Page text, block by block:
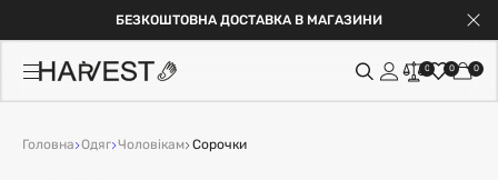
БЕЗКОШТОВНА ДОСТАВКА В МАГАЗИНИ
0 0 0
Головна Одяг Чоловікам Сорочки